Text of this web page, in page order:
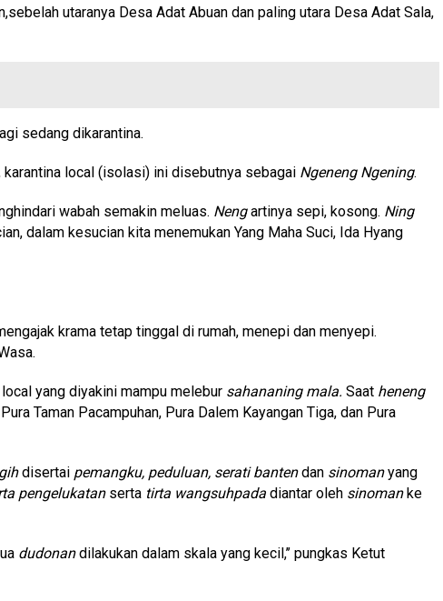
utaranya Desa Adat Abuan dan paling utara Desa Adat Sala,
sedang dikarantina.
karantina local (isolasi) ini disebutnya sebagai Ngeneng Ngening.
wabah semakin meluas. Nengartinya sepi, kosong. Ning
dalam kesucian kita menemukan Yang Maha Suci, Ida Hyang
krama tetap tinggal di rumah, menepi dan menyepi.
yang diyakini mampu melebur sahananing mala. Saat heneng
Taman Pacampuhan, Pura Dalem Kayangan Tiga, dan Pura
disertai pemangku, peduluan, serati bantendan sinomanyang
pengelukatanserta tirta wangsuhpada diantar oleh sinomanke
dudonandilakukan dalam skala yang kecil,’’ pungkas Ketut